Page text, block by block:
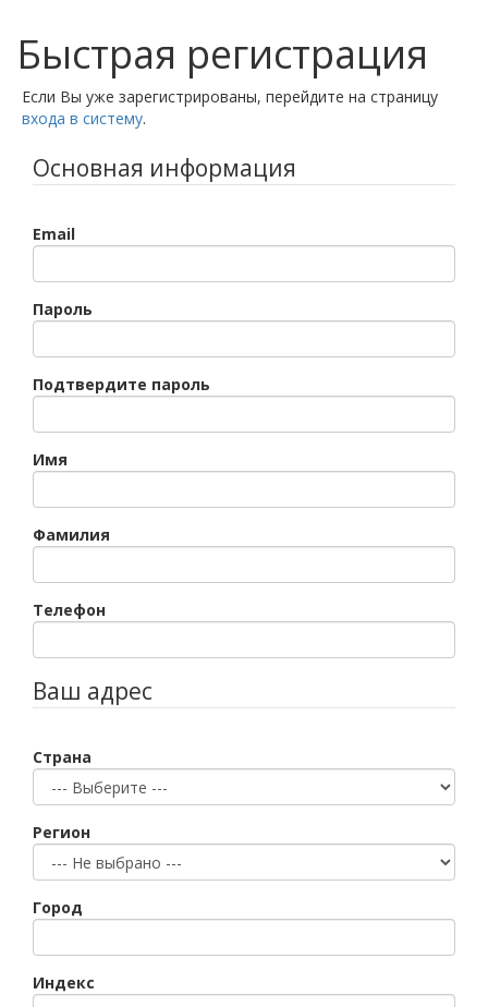
Быстрая регистрация
Если Вы уже зарегистрированы, перейдите на страницу
входа в систему.
Основная информация
Email
Пароль
Подтвердите пароль
Имя
Фамилия
Телефон
Ваш адрес
Страна
Регион
Город
Индекс